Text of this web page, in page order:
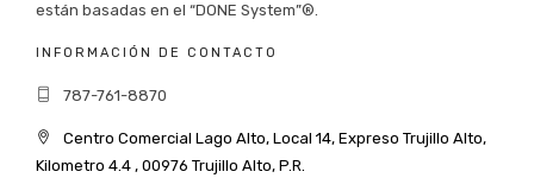
están basadas en el “DONE System”®.
INFORMACIÓN DE CONTACTO
787-761-8870
Centro Comercial Lago Alto, Local 14, Expreso Trujillo Alto,
Kilometro 4.4 , 00976 Trujillo Alto, P.R.